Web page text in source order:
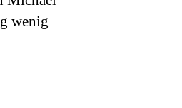
wenig